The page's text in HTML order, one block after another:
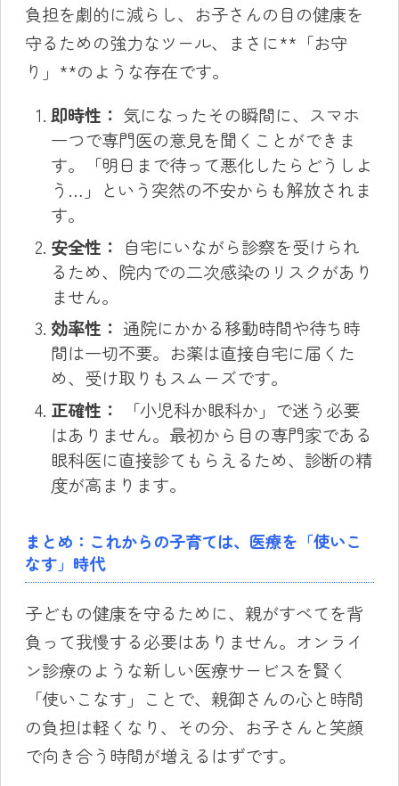
負担を劇的に減らし、お子さんの目の健康を
守るための強力なツール、まさに**「お守
り」**のような存在です。
即時性： 気になったその瞬間に、スマホ
一つで専門医の意見を聞くことができま
す。「明日まで待って悪化したらどうしよ
う…」という突然の不安からも解放されま
す。
安全性： 自宅にいながら診察を受けられ
るため、院内での二次感染のリスクがあり
ません。
効率性： 通院にかかる移動時間や待ち時
間は一切不要。お薬は直接自宅に届くた
め、受け取りもスムーズです。
正確性：
「小児科か眼科か」で迷う必要
はありません。最初から目の専門家である
眼科医に直接診てもらえるため、診断の精
度が高まります。
まとめ：これからの子育ては、医療を「使いこ
なす」時代
子どもの健康を守るために、親がすべてを背
負って我慢する必要はありません。オンライ
ン診療のような新しい医療サービスを賢く
「使いこなす」ことで、親御さんの心と時間
の負担は軽くなり、その分、お子さんと笑顔
で向き合う時間が増えるはずです。